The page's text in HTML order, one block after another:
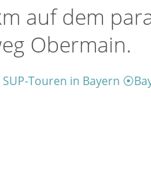
auf dem
Obermain.
Touren in Bayern ⦿